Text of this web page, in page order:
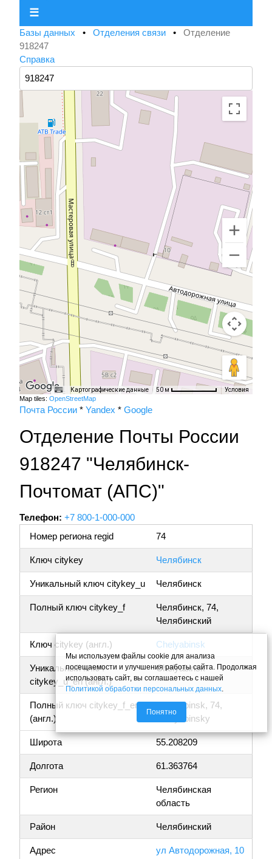
☰
Базы данных • Отделения связи • Отделение
918247
Справка
Картографические данные 50 м Условия
Map tiles: OpenStreetMap
Почта России * Yandex * Google
Отделение Почты России
918247 "Челябинск-
Почтомат (АПС)"
Телефон: +7 800-1-000-000
Номер региона regid
74
Ключ citykey Челябинск
Уникальный ключ citykey_u Челябинск
Полный ключ citykey_f
Челябинск, 74,
Челябинский
Ключ citykey (англ.) Chelyabinsk
Уникальный ключ
citykey_u_en (англ.)
Chelyabinsk
Полный ключ citykey_f_en
(англ.)
Chelyabinsk, 74,
Chelyabinsky
Широта 55.208209
Долгота 61.363764
Регион
Челябинская
область
Район Челябинский
Адрес ул Автодорожная, 10
Мы используем файлы cookie для анализа
посещаемости и улучшения работы сайта. Продолжая
использовать сайт, вы соглашаетесь с нашей
Политикой обработки персональных данных.
Понятно